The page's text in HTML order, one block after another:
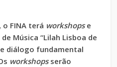
FINA terá workshopse
Música “Lilah Lisboa de
diálogo fundamental
workshopsserão